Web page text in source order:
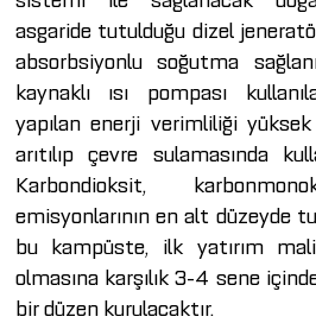
asgaride tutulduğu dizel
absorbsiyonlu soğutma
kaynaklı ısı pompası
yapılan enerji verimliliği
arıtılıp çevre sulamasında
Karbondioksit,
emisyonlarının en alt düzeyde
bu kampüste, ilk yatırım
olmasına karşılık 3-4 sene içinde
bir düzen kurulacaktır.